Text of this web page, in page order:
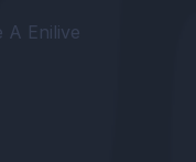
A Enilive